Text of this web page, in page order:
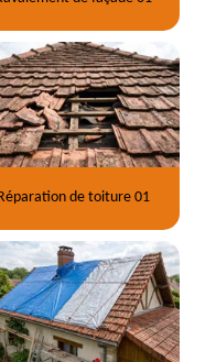
de toiture 01